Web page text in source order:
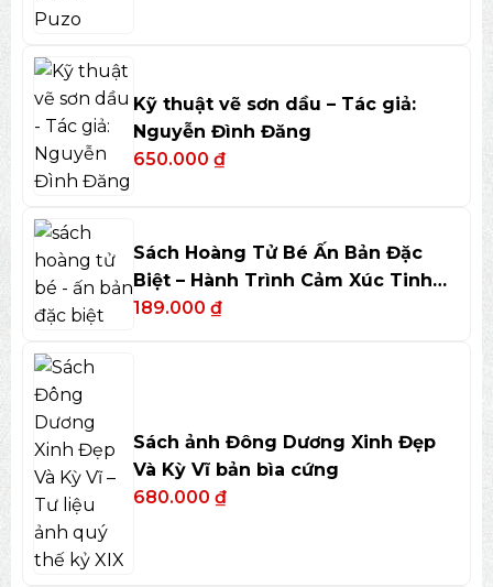
Kỹ thuật vẽ sơn dầu – Tác giả:
Nguyễn Đình Đăng
650.000 ₫
Sách Hoàng Tử Bé Ấn Bản Đặc
Biệt – Hành Trình Cảm Xúc Tinh
Tế
189.000 ₫
Sách ảnh Đông Dương Xinh Đẹp
Và Kỳ Vĩ bản bìa cứng
680.000 ₫